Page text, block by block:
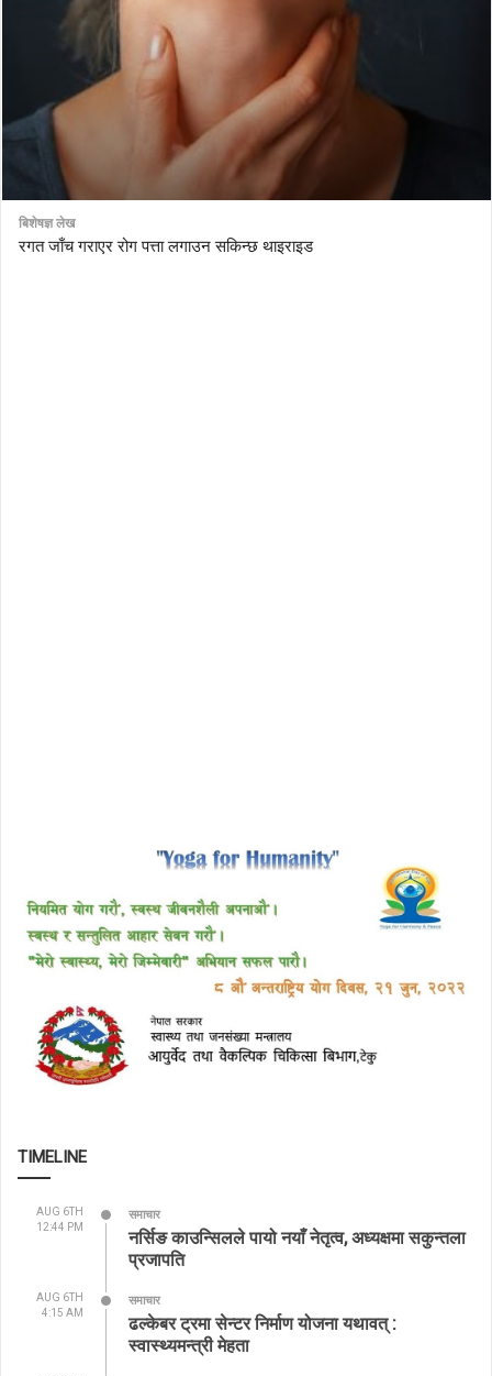
बिशेषज्ञ लेख
रगत जाँच गराएर रोग पत्ता लगाउन सकिन्छ थाइराइड
TIMELINE
AUG 6TH
12:44 PM
समाचार
नर्सिङ काउन्सिलले पायो नयाँ नेतृत्व, अध्यक्षमा सकुन्तला
प्रजापति
AUG 6TH
4:15 AM
समाचार
ढल्केबर ट्रमा सेन्टर निर्माण योजना यथावत् :
स्वास्थ्यमन्त्री मेहता